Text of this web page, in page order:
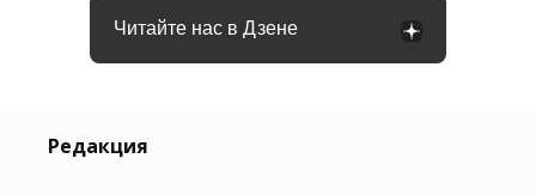
Читайте нас в Дзене
Редакция